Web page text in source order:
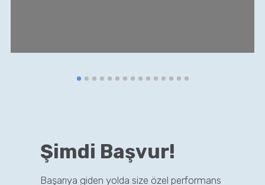
Şimdi Başvur!
Başarıya giden yolda size özel performans